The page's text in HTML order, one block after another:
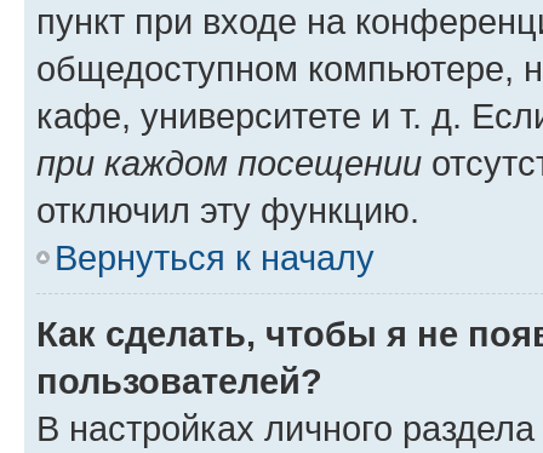
пункт при входе на
общедоступном компьютере,
кафе, университете и т. д.
при каждом посещении
отключил эту функцию.
Вернуться к началу
Как сделать, чтобы я не
пользователей?
В настройках личного